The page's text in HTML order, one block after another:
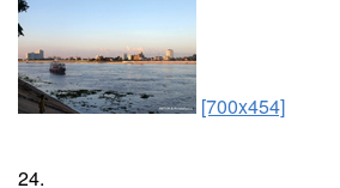
[700x454]
24.